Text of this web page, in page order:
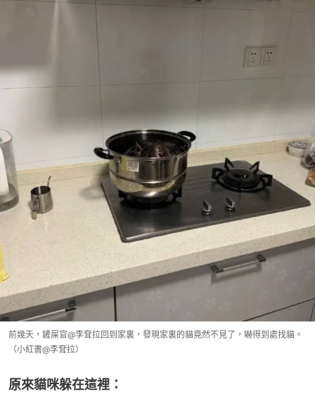
前幾天，鏟屎官@李耷拉回到家裏，發現家裏的貓竟然不見了，嚇得到處找貓。
（小紅書@李耷拉）
原來貓咪躲在這裡：